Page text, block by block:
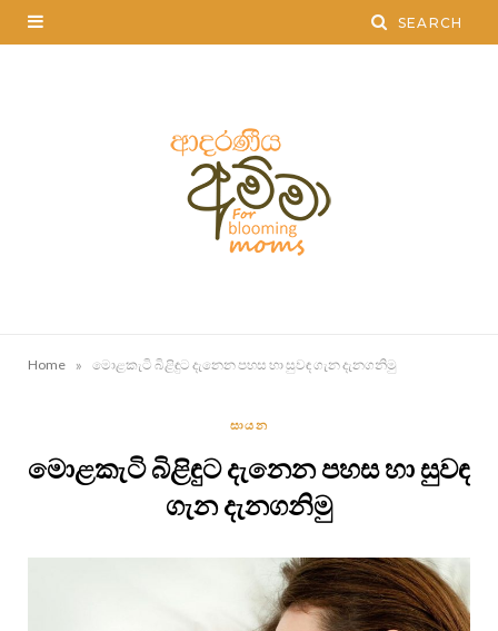
Home » මොළකැටි බිළිඳුට දැනෙන පහස හා සුවඳ ගැන දැනගනිමු
සායන
මොළකැටි බිළිඳුට දැනෙන පහස හා සුවඳ
ගැන දැනගනිමු